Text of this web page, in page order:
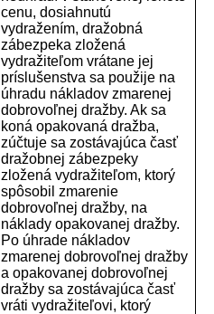
cenu, dosiahnutú
vydražením, dražobná
zábezpeka zložená
vydražiteľom vrátane jej
príslušenstva sa použije na
úhradu nákladov zmarenej
dobrovoľnej dražby. Ak sa
koná opakovaná dražba,
zúčtuje sa zostávajúca časť
dražobnej zábezpeky
zložená vydražiteľom, ktorý
spôsobil zmarenie
dobrovoľnej dražby, na
náklady opakovanej dražby.
Po úhrade nákladov
zmarenej dobrovoľnej dražby
a opakovanej dobrovoľnej
dražby sa zostávajúca časť
vráti vydražiteľovi, ktorý